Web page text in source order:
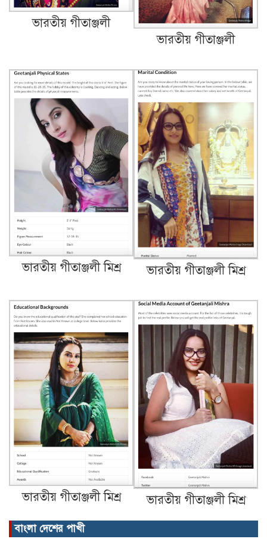
ভারতীয় গীতাঞ্জলী
ভারতীয় গীতাঞ্জলী
ভারতীয় গীতাঞ্জলী মিশ্র ভারতীয় গীতাঞ্জলী মিশ্র
ভারতীয় গীতাঞ্জলী মিশ্র ভারতীয় গীতাঞ্জলী মিশ্র
বাংলা দেশের পাখী